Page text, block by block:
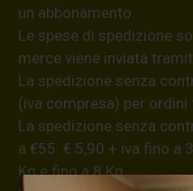
un abbonamento.
Le spese di spedizione
merce viene inviata
La spedizione senza
(iva compresa) per ordini
La spedizione senza
a €55: € 5,90 + iva fino a
Kg e fino a 8 Kg.